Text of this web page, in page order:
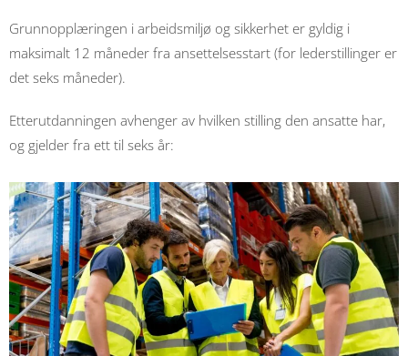
Grunnopplæringen i arbeidsmiljø og sikkerhet er gyldig i
maksimalt 12 måneder fra ansettelsesstart (for lederstillinger er
det seks måneder).
Etterutdanningen avhenger av hvilken stilling den ansatte har,
og gjelder fra ett til seks år: